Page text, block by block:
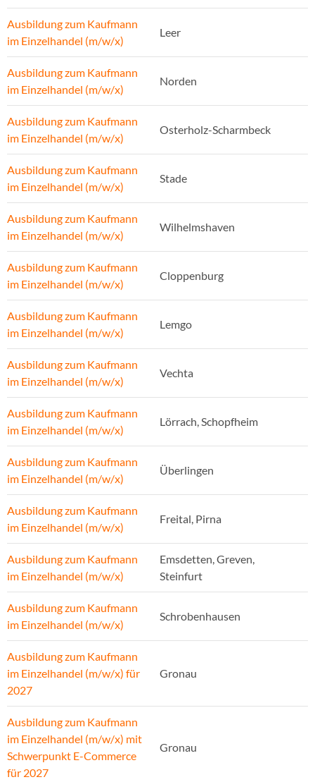
Ausbildung zum Kaufmann
im Einzelhandel (m/w/x)
Leer
Ausbildung zum Kaufmann
im Einzelhandel (m/w/x)
Norden
Ausbildung zum Kaufmann
im Einzelhandel (m/w/x)
Osterholz-Scharmbeck
Ausbildung zum Kaufmann
im Einzelhandel (m/w/x)
Stade
Ausbildung zum Kaufmann
im Einzelhandel (m/w/x)
Wilhelmshaven
Ausbildung zum Kaufmann
im Einzelhandel (m/w/x)
Cloppenburg
Ausbildung zum Kaufmann
im Einzelhandel (m/w/x)
Lemgo
Ausbildung zum Kaufmann
im Einzelhandel (m/w/x)
Vechta
Ausbildung zum Kaufmann
im Einzelhandel (m/w/x)
Lörrach, Schopfheim
Ausbildung zum Kaufmann
im Einzelhandel (m/w/x)
Überlingen
Ausbildung zum Kaufmann
im Einzelhandel (m/w/x)
Freital, Pirna
Ausbildung zum Kaufmann
im Einzelhandel (m/w/x)
Emsdetten, Greven,
Steinfurt
Ausbildung zum Kaufmann
im Einzelhandel (m/w/x)
Schrobenhausen
Ausbildung zum Kaufmann
im Einzelhandel (m/w/x) für
2027
Gronau
Ausbildung zum Kaufmann
im Einzelhandel (m/w/x) mit
Schwerpunkt E-Commerce
für 2027
Gronau